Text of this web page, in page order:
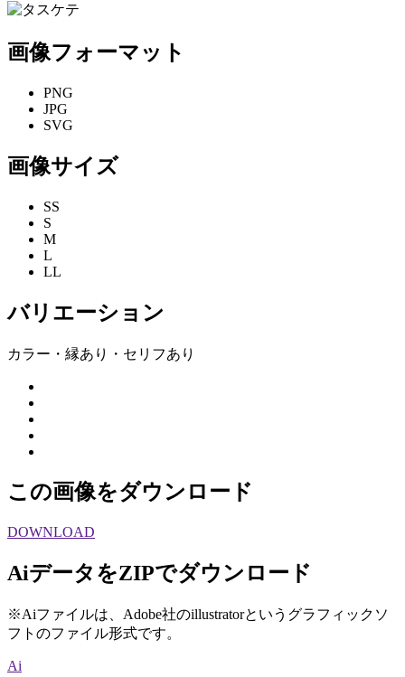
画像フォーマット
PNG
JPG
SVG
画像サイズ
SS
S
M
L
LL
バリエーション
カラー・縁あり・セリフあり
この画像をダウンロード
DOWNLOAD
AiデータをZIPでダウンロード
※Aiファイルは、Adobe社のillustratorというグラフィックソ
フトのファイル形式です。
Ai